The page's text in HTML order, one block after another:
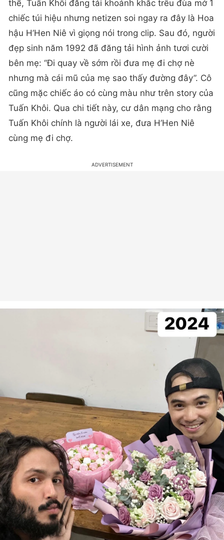
thể, Tuấn Khôi đăng tải khoảnh khắc trêu đùa mở 1
chiếc túi hiệu nhưng netizen soi ngay ra đây là Hoa
hậu H’Hen Niê vì giọng nói trong clip. Sau đó, người
đẹp sinh năm 1992 đã đăng tải hình ảnh tươi cười
bên mẹ: “Đi quay về sớm rồi đưa mẹ đi chợ nè
nhưng mà cái mũ của mẹ sao thấy đường đây”. Cô
cũng mặc chiếc áo có cùng màu như trên story của
Tuấn Khôi. Qua chi tiết này, cư dân mạng cho rằng
Tuấn Khôi chính là người lái xe, đưa H’Hen Niê
cùng mẹ đi chợ.